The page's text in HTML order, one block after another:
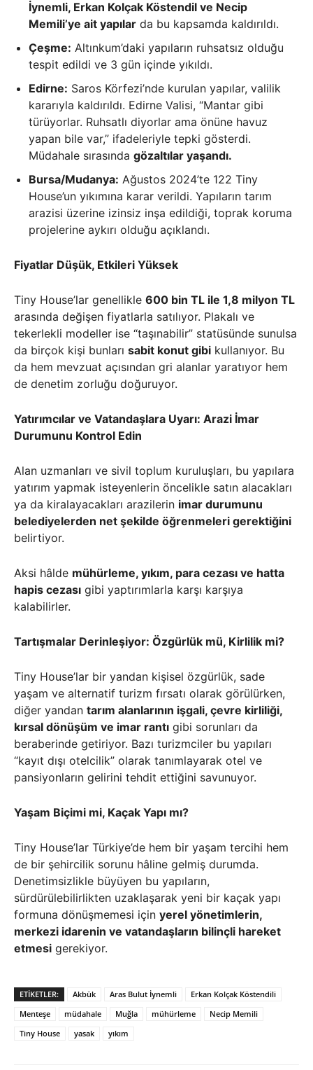
İynemli, Erkan Kolçak Köstendil ve Necip
Memili’ye ait yapılar da bu kapsamda kaldırıldı.
Çeşme: Altınkum’daki yapıların ruhsatsız olduğu
tespit edildi ve 3 gün içinde yıkıldı.
Edirne: Saros Körfezi’nde kurulan yapılar, valilik
kararıyla kaldırıldı. Edirne Valisi, “Mantar gibi
türüyorlar. Ruhsatlı diyorlar ama önüne havuz
yapan bile var,” ifadeleriyle tepki gösterdi.
Müdahale sırasında gözaltılar yaşandı.
Bursa/Mudanya: Ağustos 2024’te 122 Tiny
House’un yıkımına karar verildi. Yapıların tarım
arazisi üzerine izinsiz inşa edildiği, toprak koruma
projelerine aykırı olduğu açıklandı.
Fiyatlar Düşük, Etkileri Yüksek
Tiny House’lar genellikle 600 bin TL ile 1,8 milyon TL
arasında değişen fiyatlarla satılıyor. Plakalı ve
tekerlekli modeller ise “taşınabilir” statüsünde sunulsa
da birçok kişi bunları sabit konut gibi kullanıyor. Bu
da hem mevzuat açısından gri alanlar yaratıyor hem
de denetim zorluğu doğuruyor.
Yatırımcılar ve Vatandaşlara Uyarı: Arazi İmar
Durumunu Kontrol Edin
Alan uzmanları ve sivil toplum kuruluşları, bu yapılara
yatırım yapmak isteyenlerin öncelikle satın alacakları
ya da kiralayacakları arazilerin imar durumunu
belediyelerden net şekilde öğrenmeleri gerektiğini
belirtiyor.
Aksi hâlde mühürleme, yıkım, para cezası ve hatta
hapis cezası gibi yaptırımlarla karşı karşıya
kalabilirler.
Tartışmalar Derinleşiyor: Özgürlük mü, Kirlilik mi?
Tiny House’lar bir yandan kişisel özgürlük, sade
yaşam ve alternatif turizm fırsatı olarak görülürken,
diğer yandan tarım alanlarının işgali, çevre kirliliği,
kırsal dönüşüm ve imar rantı gibi sorunları da
beraberinde getiriyor. Bazı turizmciler bu yapıları
“kayıt dışı otelcilik” olarak tanımlayarak otel ve
pansiyonların gelirini tehdit ettiğini savunuyor.
Yaşam Biçimi mi, Kaçak Yapı mı?
Tiny House’lar Türkiye’de hem bir yaşam tercihi hem
de bir şehircilik sorunu hâline gelmiş durumda.
Denetimsizlikle büyüyen bu yapıların,
sürdürülebilirlikten uzaklaşarak yeni bir kaçak yapı
formuna dönüşmemesi için yerel yönetimlerin,
merkezi idarenin ve vatandaşların bilinçli hareket
etmesi gerekiyor.
ETIKETLER: Akbük Aras Bulut İynemli
Erkan Kolçak Köstendili
Menteşe
müdahale Muğla mühürleme
Necip Memili
Tiny House
yasak yıkım